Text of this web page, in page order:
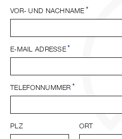
VOR- UND NACHNAME *
E-MAIL ADRESSE *
TELEFONNUMMER *
PLZ ORT